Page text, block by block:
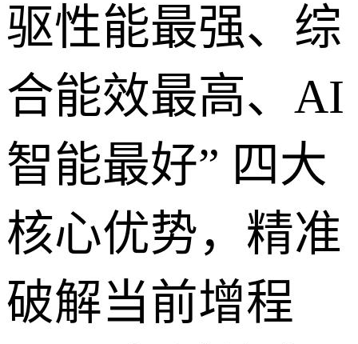
驱性能最强、综
合能效最高、AI
智能最好” 四大
核心优势，精准
破解当前增程